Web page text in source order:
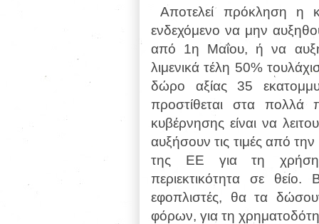
Αποτελεί πρόκληση η
ενδεχόμενο να μην
από 1η Μαΐου, ή να
λιμενικά τέλη 50%
δώρο αξίας 35
προστίθεται στα
κυβέρνησης είναι να
αυξήσουν τις τιμές από
της ΕΕ για τη χρήση
περιεκτικότητα σε
εφοπλιστές, θα τα
φόρων, για τη